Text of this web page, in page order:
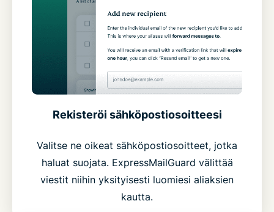
Rekisteröi sähköpostiosoitteesi
Valitse ne oikeat sähköpostiosoitteet, jotka
haluat suojata. ExpressMailGuard välittää
viestit niihin yksityisesti luomiesi aliaksien
kautta.